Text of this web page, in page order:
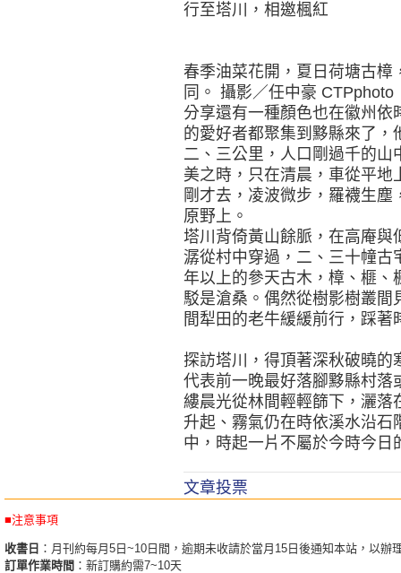
行至塔川，相邀楓紅
春季油菜花開，夏日荷塘古樟
同。 攝影／任中豪 CTPphoto
分享還有一種顏色也在徽州依
的愛好者都聚集到黟縣來了
二、三公里，人口剛過千的
美之時，只在清晨，車從平
剛才去，凌波微步，羅襪生
原野上。
塔川背倚黃山餘脈，在高庵與
潺從村中穿過，二、三十幢古
年以上的參天古木，樟、榧、
駁是滄桑。偶然從樹影樹叢間
間犁田的老牛緩緩前行，踩著
探訪塔川，得頂著深秋破曉
代表前一晚最好落腳黟縣村落
縷晨光從林間輕輕篩下，灑落
升起、霧氣仍在時依溪水沿石
中，時起一片不屬於今時今日
文章投票
■注意事項
收書日 ：月刊約每月5日~10日間，逾期未收請於當月15日後通知本站，以辦
訂單作業時間 ：新訂購約需7~10天